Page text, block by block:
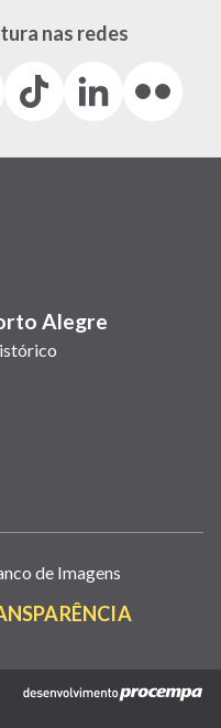
nas redes
Tiktok
(link
em
LinkedIn
(link
em
(link
em
Alegre
de Imagens
(LINK
EM
NOVA